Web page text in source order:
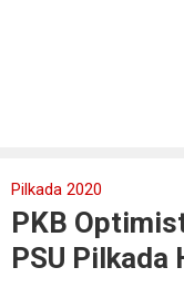
Pilkada 2020
PKB
PSU Pilkada